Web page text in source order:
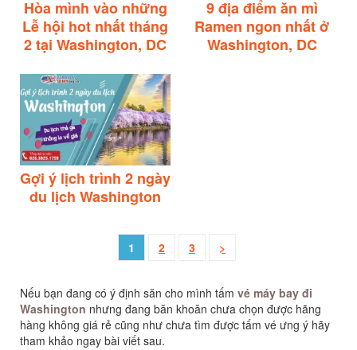
Hòa mình vào những
Lễ hội hot nhất tháng
2 tại Washington, DC
9 địa điểm ăn mì
Ramen ngon nhất ở
Washington, DC
Gợi ý lịch trình 2 ngày
du lịch Washington
1 2 3 >
Nếu bạn đang có ý định săn cho mình tấm vé máy bay đi
Washington nhưng đang băn khoăn chưa chọn được hãng
hàng không giá rẻ cũng như chưa tìm được tấm vé ưng ý hãy
tham khảo ngay bài viết sau.